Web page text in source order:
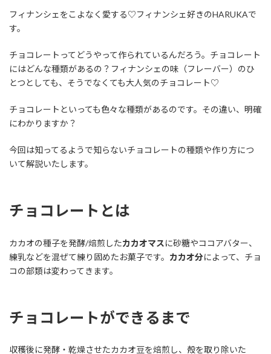
フィナンシェをこよなく愛する♡フィナンシェ好きのHARUKAで
す。
チョコレートってどうやって作られているんだろう。チョコレート
にはどんな種類があるの？フィナンシェの味（フレーバー）のひ
とつとしても、そうでなくても大人気のチョコレート♡
チョコレートといっても色々な種類があるのです。その違い、明確
にわかりますか？
今回は知ってるようで知らないチョコレートの種類や作り方につ
いて解説いたします。
チョコレートとは
カカオの種子を発酵/焙煎したカカオマスに砂糖やココアバター、
練乳などを混ぜて練り固めたお菓子です。 カカオ分によって、チョ
コの部類は変わってきます。
チョコレートができるまで
収穫後に発酵・乾燥させたカカオ豆を焙煎し、殻を取り除いた